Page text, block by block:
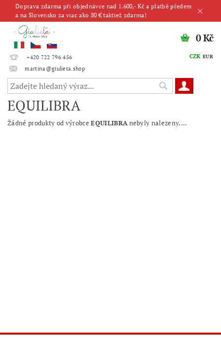
Doprava zdarma při objednávce nad 1.600,- Kč a platbě předem
a na Slovensko za viac ako 80 € taktiež zdarma!
+420 722 796 456
martina@giulieta.shop
CZK EUR
0 Kč
EQUILIBRA
Žádné produkty od výrobceEQUILIBRAnebyly nalezeny....